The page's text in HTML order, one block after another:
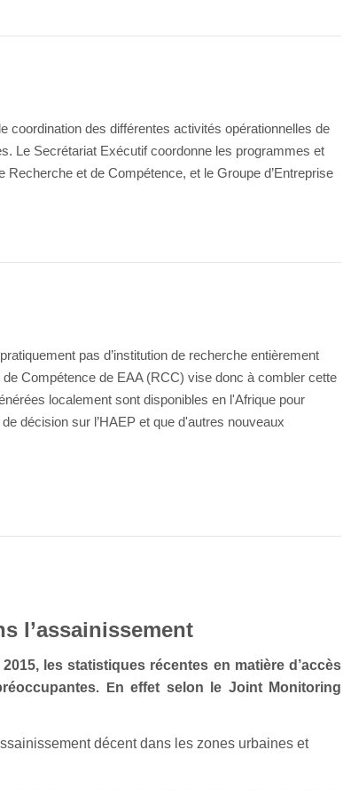
coordination des différentes activités opérationnelles de
Le Secrétariat Exécutif coordonne les programmes et
et de Compétence, et le Groupe d’Entreprise
pas d’institution de recherche entièrement
Compétence de EAA (RCC) vise donc à combler cette
localement sont disponibles en l'Afrique pour
décision sur l’HAEP et que d'autres nouveaux
l’assainissement
l es statistiques récentes en matière d’accès
. En effet selon le Joint Monitoring
décent dans les zones urbaines et